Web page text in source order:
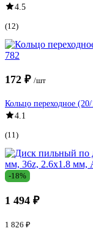
4.5
(12)
172 ₽ /шт
Кольцо переходное
4.1
(11)
-18%
1 494 ₽
1 826 ₽